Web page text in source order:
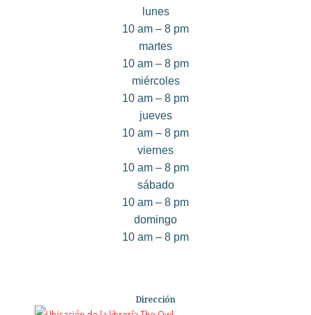
lunes
10 am – 8 pm
martes
10 am – 8 pm
miércoles
10 am – 8 pm
jueves
10 am – 8 pm
viernes
10 am – 8 pm
sábado
10 am – 8 pm
domingo
10 am – 8 pm
Dirección